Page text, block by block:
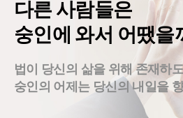
다른 사람들은
숭인에 와서 어땠을
법이 당신의 삶을 위해 존재하
숭인의 어제는 당신의 내일을